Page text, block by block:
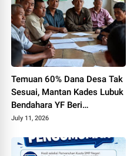
Temuan 60% Dana Desa Tak
Sesuai, Mantan Kades Lubuk
Bendahara YF Beri
Tanggapan
July 11, 2026